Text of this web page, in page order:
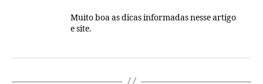
Muito boa as dicas informadas nesse artigo
e site.